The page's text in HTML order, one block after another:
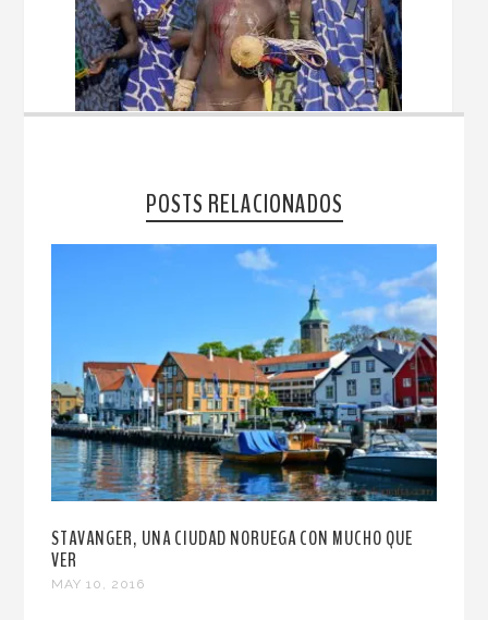
POSTS RELACIONADOS
STAVANGER, UNA CIUDAD NORUEGA CON MUCHO QUE
VER
MAY 10, 2016